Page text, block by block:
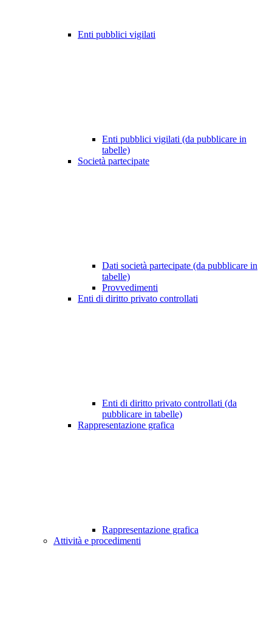
Enti pubblici vigilati
Enti pubblici vigilati (da pubblicare in
tabelle)
Società partecipate
Dati società partecipate (da pubblicare in
tabelle)
Provvedimenti
Enti di diritto privato controllati
Enti di diritto privato controllati (da
pubblicare in tabelle)
Rappresentazione grafica
Rappresentazione grafica
Attività e procedimenti